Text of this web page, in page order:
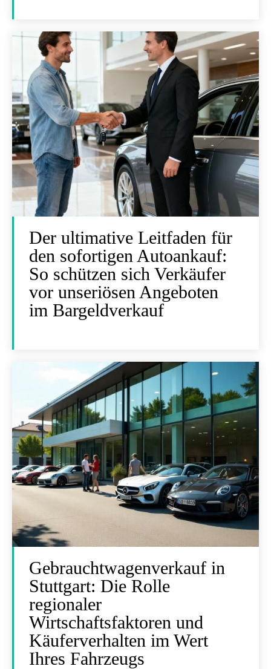
Der ultimative Leitfaden für
den sofortigen Autoankauf:
So schützen sich Verkäufer
vor unseriösen Angeboten
im Bargeldverkauf
Gebrauchtwagenverkauf in
Stuttgart: Die Rolle
regionaler
Wirtschaftsfaktoren und
Käuferverhalten im Wert
Ihres Fahrzeugs